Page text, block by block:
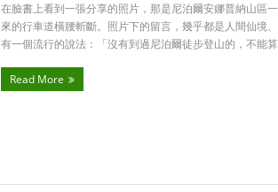
在臉書上看到一張分享的照片，那是尼泊爾安娜普納山區
來的行車道橫腰斬斷。照片下的留言，幾乎都是人間仙境
有一個流行的說法：「沒有到過尼泊爾徒步登山的，不能
Read More